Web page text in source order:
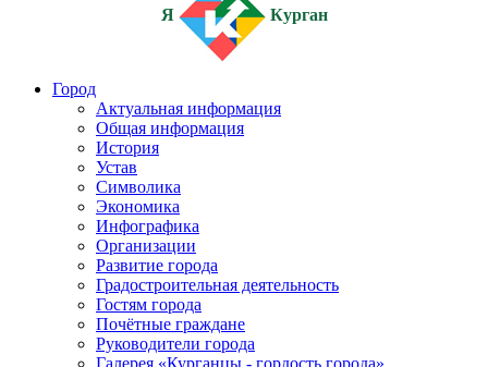
Я Курган
Город
Актуальная информация
Общая информация
История
Устав
Символика
Экономика
Инфографика
Организации
Развитие города
Градостроительная деятельность
Гостям города
Почётные граждане
Руководители города
Галерея «Курганцы - гордость города»